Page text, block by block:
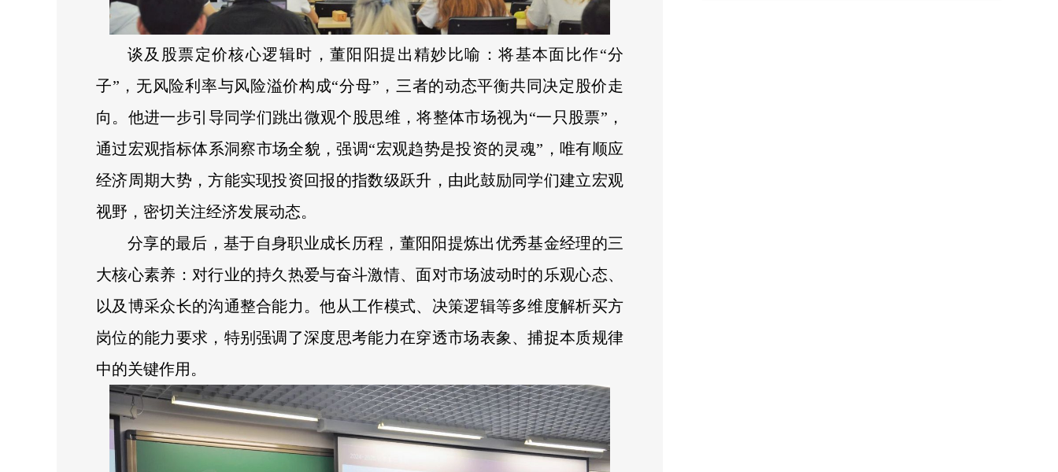
谈及股票定价核心逻辑时，董阳阳提出精妙比喻：将基本面比作“分
子”，无风险利率与风险溢价构成“分母”，三者的动态平衡共同决定股价走
向。他进一步引导同学们跳出微观个股思维，将整体市场视为“一只股票”，
通过宏观指标体系洞察市场全貌，强调“宏观趋势是投资的灵魂”，唯有顺应
经济周期大势，方能实现投资回报的指数级跃升，由此鼓励同学们建立宏观
视野，密切关注经济发展动态。
分享的最后，基于自身职业成长历程，董阳阳提炼出优秀基金经理的三
大核心素养：对行业的持久热爱与奋斗激情、面对市场波动时的乐观心态、
以及博采众长的沟通整合能力。他从工作模式、决策逻辑等多维度解析买方
岗位的能力要求，特别强调了深度思考能力在穿透市场表象、捕捉本质规律
中的关键作用。